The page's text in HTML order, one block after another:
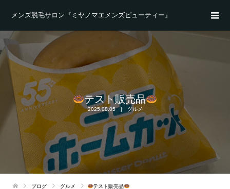
メンズ脱毛サロン『ミヤノマエメンズビューティー』
テスト販売品
2025.08.05 グルメ
ブログ グルメ テスト販売品